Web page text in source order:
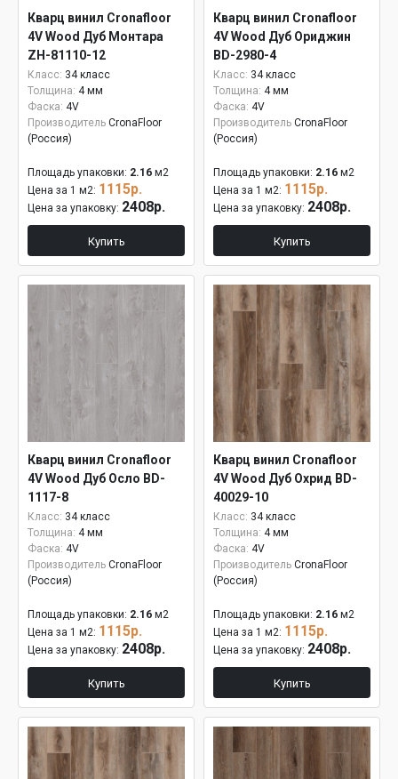
Кварц винил Cronafloor
4V Wood Дуб Монтара
ZH-81110-12
Класс: 34 класс
Толщина: 4 мм
Фаска: 4V
Производитель CronaFloor
(Россия)
Площадь упаковки: 2.16 м2
Цена за 1 м2: 1115р.
Цена за упаковку: 2408р.
Купить
Кварц винил Cronafloor
4V Wood Дуб Ориджин
BD-2980-4
Класс: 34 класс
Толщина: 4 мм
Фаска: 4V
Производитель CronaFloor
(Россия)
Площадь упаковки: 2.16 м2
Цена за 1 м2: 1115р.
Цена за упаковку: 2408р.
Купить
Кварц винил Cronafloor
4V Wood Дуб Осло BD-
1117-8
Класс: 34 класс
Толщина: 4 мм
Фаска: 4V
Производитель CronaFloor
(Россия)
Площадь упаковки: 2.16 м2
Цена за 1 м2: 1115р.
Цена за упаковку: 2408р.
Купить
Кварц винил Cronafloor
4V Wood Дуб Охрид BD-
40029-10
Класс: 34 класс
Толщина: 4 мм
Фаска: 4V
Производитель CronaFloor
(Россия)
Площадь упаковки: 2.16 м2
Цена за 1 м2: 1115р.
Цена за упаковку: 2408р.
Купить